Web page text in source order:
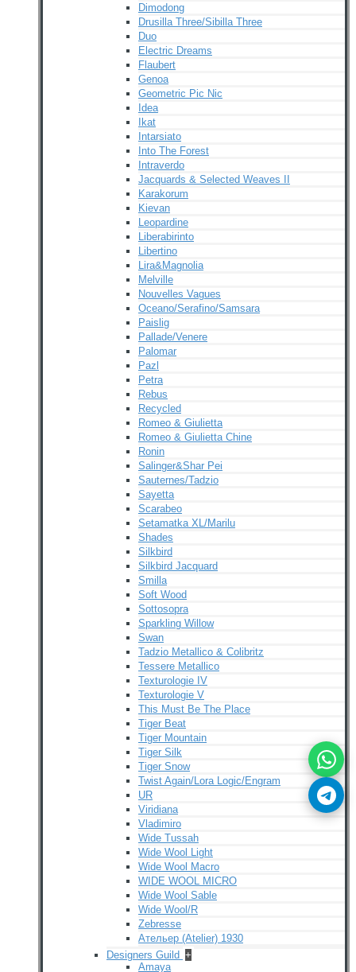
Dimodong
Drusilla Three/Sibilla Three
Duo
Electric Dreams
Flaubert
Genoa
Geometric Pic Nic
Idea
Ikat
Intarsiato
Into The Forest
Intraverdo
Jacquards & Selected Weaves II
Karakorum
Kievan
Leopardine
Liberabirinto
Libertino
Lira&Magnolia
Melville
Nouvelles Vagues
Oceano/Serafino/Samsara
Paislig
Pallade/Venere
Palomar
Pazl
Petra
Rebus
Recycled
Romeo & Giulietta
Romeo & Giulietta Chine
Ronin
Salinger&Shar Pei
Sauternes/Tadzio
Sayetta
Scarabeo
Setamatka XL/Marilu
Shades
Silkbird
Silkbird Jacquard
Smilla
Soft Wood
Sottosopra
Sparkling Willow
Swan
Tadzio Metallico & Colibritz
Tessere Metallico
Texturologie IV
Texturologie V
This Must Be The Place
Tiger Beat
Tiger Mountain
Tiger Silk
Tiger Snow
Twist Again/Lora Logic/Engram
UR
Viridiana
Vladimiro
Wide Tussah
Wide Wool Light
Wide Wool Macro
WIDE WOOL MICRO
Wide Wool Sable
Wide Wool/R
Zebresse
Ательер (Atelier) 1930
Designers Guild +
Amaya